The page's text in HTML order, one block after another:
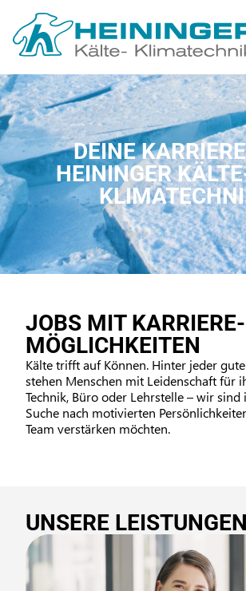
DEINE
HEININGER
JOBS MIT KARRIERE­
MÖGLICHKEITEN
Kälte trifft auf Können. Hinter jeder
stehen Menschen mit Leidenschaft für
Technik, Büro oder Lehrstelle – wir
Suche nach motivierten
Team verstärken möchten.
UNSERE LEISTUNGEN